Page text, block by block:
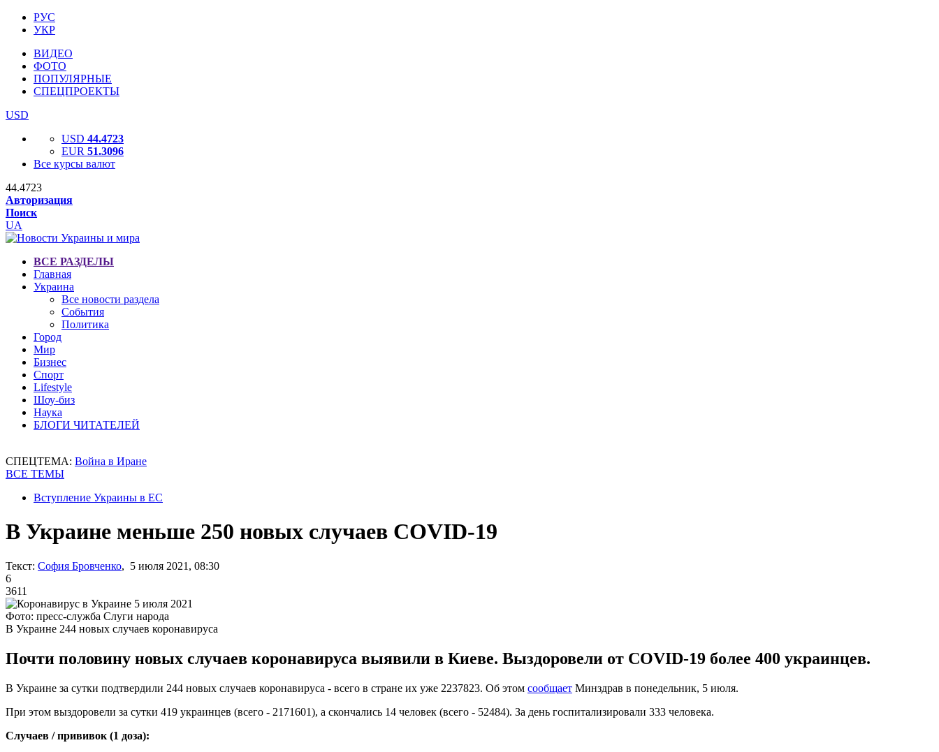
РУС
УКР
ВИДЕО
ФОТО
ПОПУЛЯРНЫЕ
СПЕЦПРОЕКТЫ
USD
USD 44.4723
EUR 51.3096
Все курсы валют
44.4723
Авторизация
Поиск
UA
ВСЕ РАЗДЕЛЫ
Главная
Украина
Все новости раздела
События
Политика
Город
Мир
Бизнес
Спорт
Lifestyle
Шоу-биз
Наука
БЛОГИ ЧИТАТЕЛЕЙ
СПЕЦТЕМА: Война в Иране
ВСЕ ТЕМЫ
Вступление Украины в ЕС
В Украине меньше 250 новых случаев COVID-19
Текст: София Бровченко, 5 июля 2021, 08:30
6
3611
Фото: пресс-служба Слуги народа
В Украине 244 новых случаев коронавируса
Почти половину новых случаев коронавируса выявили в Киеве. Выздоровели от COVID-19 более 400 украинцев.
В Украине за сутки подтвердили 244 новых случаев коронавируса - всего в стране их уже 2237823. Об этом сообщает Минздрав в понедельник, 5 июля.
При этом выздоровели за сутки 419 украинцев (всего - 2171601), а скончались 14 человек (всего - 52484). За день госпитализировали 333 человека.
Случаев / прививок (1 доза):